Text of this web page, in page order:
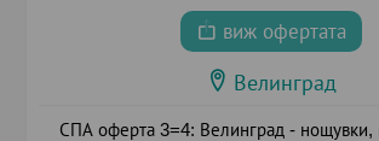
виж офертата
Велинград
СПА оферта 3=4: Велинград - нощувки,